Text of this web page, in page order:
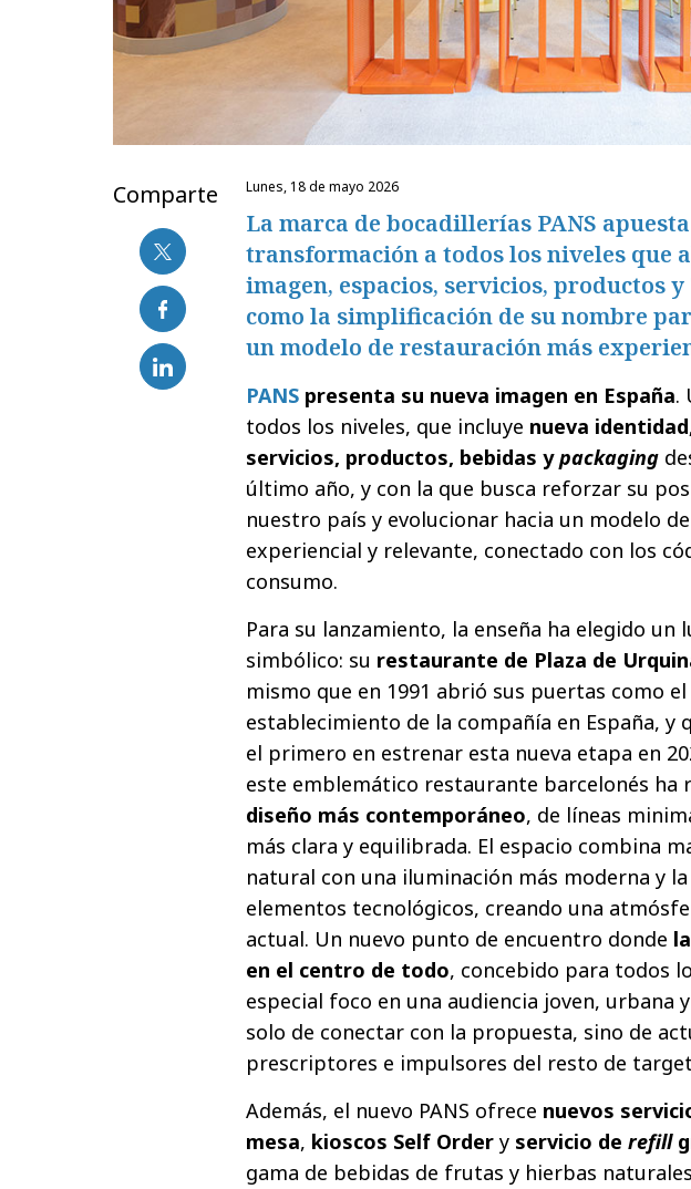
Comparte lunes, 18 de mayo 2026
La marca de bocadillerías PANS
transformación a todos los niveles que
imagen, espacios, servicios, productos
como la simplificación de su nombre
un modelo de restauración más
PANS presenta su nueva imagen en España.
todos los niveles, que incluye nueva
servicios, productos, bebidas ypackaging
último año, y con la que busca reforzar su
nuestro país y evolucionar hacia un modelo
experiencial y relevante, conectado con los
consumo.
Para su lanzamiento, la enseña ha elegido un
simbólico: su restaurante de Plaza de
mismo que en 1991 abrió sus puertas como
establecimiento de la compañía en España, y
el primero en estrenar esta nueva etapa en
este emblemático restaurante barcelonés ha
diseño más contemporáneo, de líneas
más clara y equilibrada. El espacio combina
natural con una iluminación más moderna y
elementos tecnológicos, creando una
actual. Un nuevo punto de encuentro donde
en el centro de todo, concebido para todos
especial foco en una audiencia joven, urbana
solo de conectar con la propuesta, sino de
prescriptores e impulsores del resto de
Además, el nuevo PANS ofrece nuevos
mesa, kioscos Self Order y servicio de refill
gama de bebidas de frutas y hierbas